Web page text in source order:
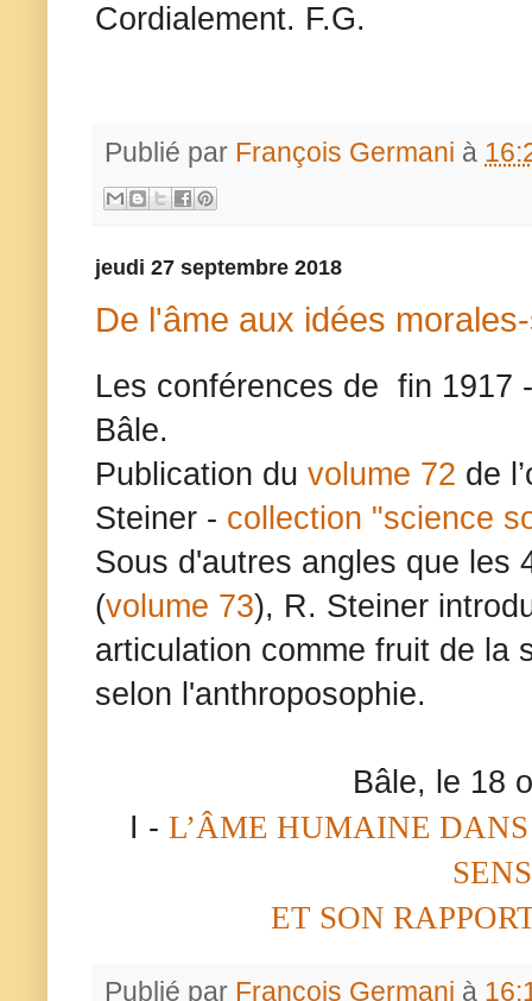
Cordialement. F.G.
Publié par François Germani à
jeudi 27 septembre 2018
De l'âme aux idées
Les conférences de fin 1917
Bâle.
Publication du volume 72 de
Steiner - collection "science
Sous d'autres angles que les
(volume 73), R. Steiner
articulation comme fruit de la
selon l'anthroposophie.
Bâle, le 18
I -L’ÂME HUMAINE
ET SON
Publié par François Germani à